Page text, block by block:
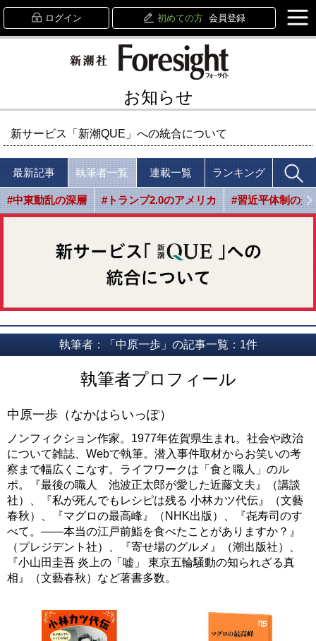
ログイン 初めての方 会員登録
お知らせ
新サービス「新潮QUE」への統合について
最新記事 執筆者一覧 連載一覧 ランキング
#中東動乱の深層 #トランプ2.0のアメリカ #習近平体制の光
執筆者：「中原一歩」の記事一覧：1件
執筆者プロフィール
中原一歩（なかはらいっぽ）
ノンフィクション作家。1977年佐賀県生まれ。社会や政治
について雑誌、Webで執筆。潜入事件取材からお笑いの考
察まで幅広くこなす。ライフワークは「食と職人」のル
ポ。『最後の職人 池波正太郎が愛した近藤文夫』（講談
社）、『私が死んでもレシピは残る 小林カツ代伝』（文藝
春秋）、『マグロの最高峰』（NHK出版）、『㐂寿司のす
べて。――本当の江戸前鮨を食べたことがありますか？』
（プレジデント社）、『寄せ場のグルメ』（潮出版社）、
『小山田圭吾 炎上の「嘘」 東京五輪騒動の知られざる真
相』（文藝春秋）など著書多数。